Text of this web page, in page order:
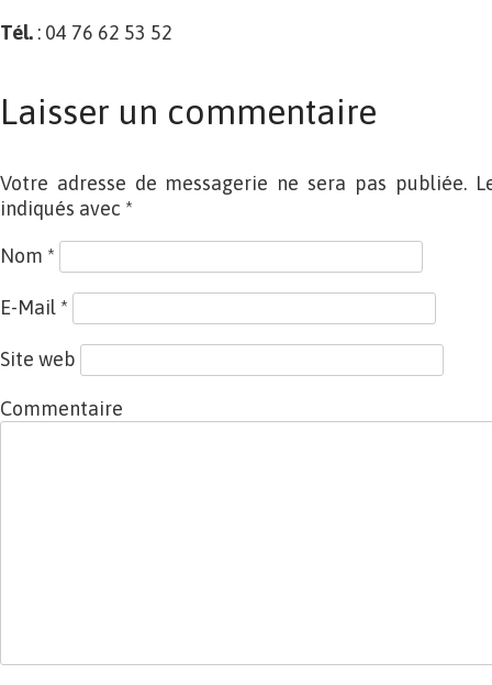
Tél. : 04 76 62 53 52
Laisser un commentaire
Votre adresse de messagerie ne sera pas publiée.
indiqués avec *
Nom *
E-Mail *
Site web
Commentaire